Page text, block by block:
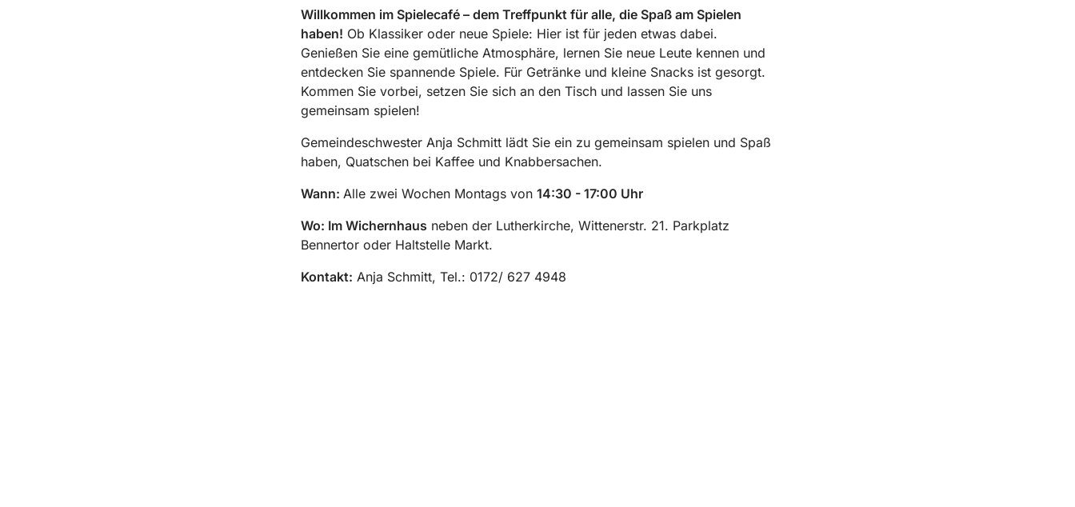
Willkommen im Spielecafé – dem Treffpunkt für alle, die Spaß am Spielen
haben! Ob Klassiker oder neue Spiele: Hier ist für jeden etwas dabei.
Genießen Sie eine gemütliche Atmosphäre, lernen Sie neue Leute kennen und
entdecken Sie spannende Spiele. Für Getränke und kleine Snacks ist gesorgt.
Kommen Sie vorbei, setzen Sie sich an den Tisch und lassen Sie uns
gemeinsam spielen!
Gemeindeschwester Anja Schmitt lädt Sie ein zu gemeinsam spielen und Spaß
haben, Quatschen bei Kaffee und Knabbersachen.
Wann: Alle zwei Wochen Montags von 14:30 - 17:00 Uhr
Wo: Im Wichernhaus neben der Lutherkirche, Wittenerstr. 21. Parkplatz
Bennertor oder Haltstelle Markt.
Kontakt: Anja Schmitt, Tel.: 0172/ 627 4948